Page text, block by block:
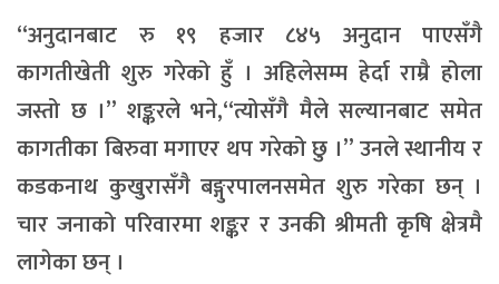
‘‘अनुदानबाट रु १९ हजार ८४५ अनुदान पाएसँगै
कागतीखेती शुरु गरेको हुँ । अहिलेसम्म हेर्दा राम्रै होला
जस्तो छ ।” शङ्करले भने,“त्योसँगै मैले सल्यानबाट समेत
कागतीका बिरुवा मगाएर थप गरेको छु ।” उनले स्थानीय र
कडकनाथ कुखुरासँगै बङ्गुरपालनसमेत शुरु गरेका छन् ।
चार जनाको परिवारमा शङ्कर र उनकी श्रीमती कृषि क्षेत्रमै
लागेका छन् ।